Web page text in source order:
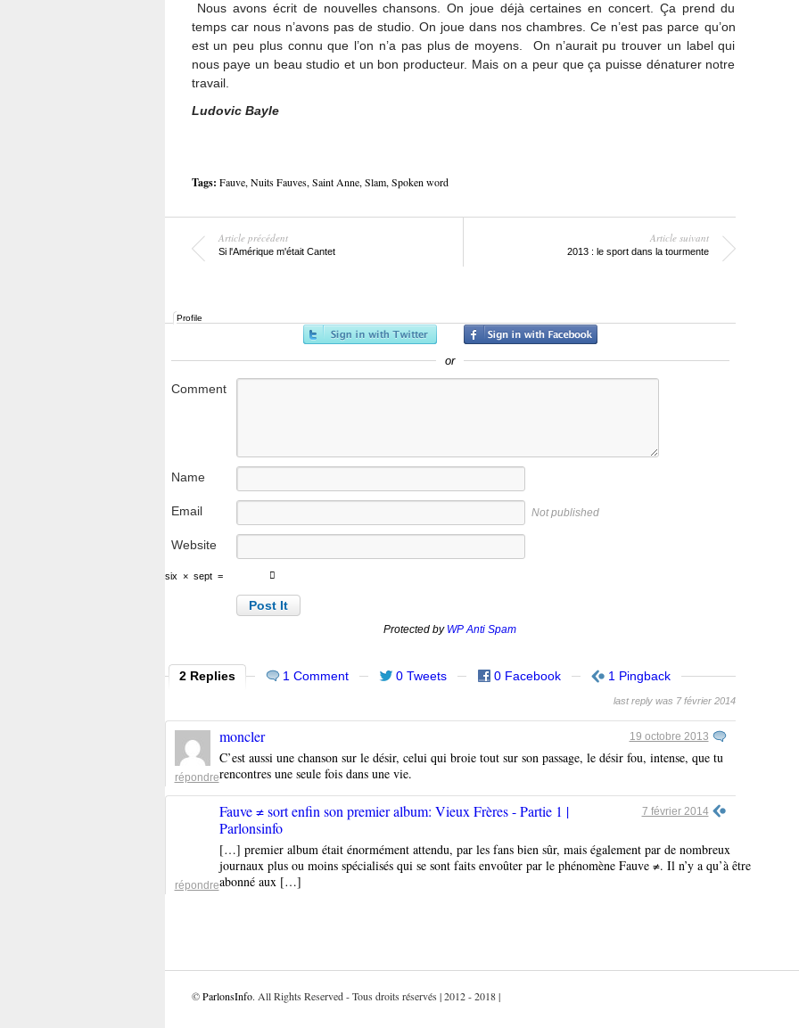
Nous avons écrit de nouvelles chansons. On joue déjà certaines en concert. Ça prend du
temps car nous n’avons pas de studio. On joue dans nos chambres. Ce n’est pas parce qu’on
est un peu plus connu que l’on n’a pas plus de moyens. On n’aurait pu trouver un label qui
nous paye un beau studio et un bon producteur. Mais on a peur que ça puisse dénaturer notre
travail.
Ludovic Bayle
Tags: Fauve, Nuits Fauves, Saint Anne, Slam, Spoken word
Article précédent
Si l'Amérique m'était Cantet
Article suivant
2013 : le sport dans la tourmente
Profile
or
Comment
Name
Email Not published
Website
six × sept =
Protected by WP Anti Spam
2 Replies 1 Comment 0 Tweets 0 Facebook 1 Pingback
last reply was 7 février 2014
moncler 19 octobre 2013
C’est aussi une chanson sur le désir, celui qui broie tout sur son passage, le désir fou, intense, que tu
rencontres une seule fois dans une vie.
répondre
Fauve ≠ sort enfin son premier album: Vieux Frères - Partie 1 |
Parlonsinfo
7 février 2014
[…] premier album était énormément attendu, par les fans bien sûr, mais également par de nombreux
journaux plus ou moins spécialisés qui se sont faits envoûter par le phénomène Fauve ≠. Il n’y a qu’à être
abonné aux […]
répondre
©ParlonsInfo. All Rights Reserved - Tous droits réservés | 2012 - 2018 |